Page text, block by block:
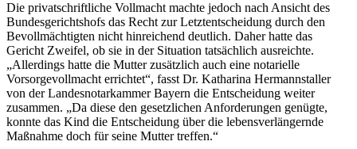
Die privatschriftliche Vollmacht machte jedoch nach Ansicht des
Bundesgerichtshofs das Recht zur Letztentscheidung durch den
Bevollmächtigten nicht hinreichend deutlich. Daher hatte das
Gericht Zweifel, ob sie in der Situation tatsächlich ausreichte.
„Allerdings hatte die Mutter zusätzlich auch eine notarielle
Vorsorgevollmacht errichtet“, fasst Dr. Katharina Hermannstaller
von der Landesnotarkammer Bayern die Entscheidung weiter
zusammen. „Da diese den gesetzlichen Anforderungen genügte,
konnte das Kind die Entscheidung über die lebensverlängernde
Maßnahme doch für seine Mutter treffen.“